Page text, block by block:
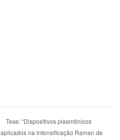
Tese: “Dispositivos plasmônicos
aplicados na intensificação Raman de